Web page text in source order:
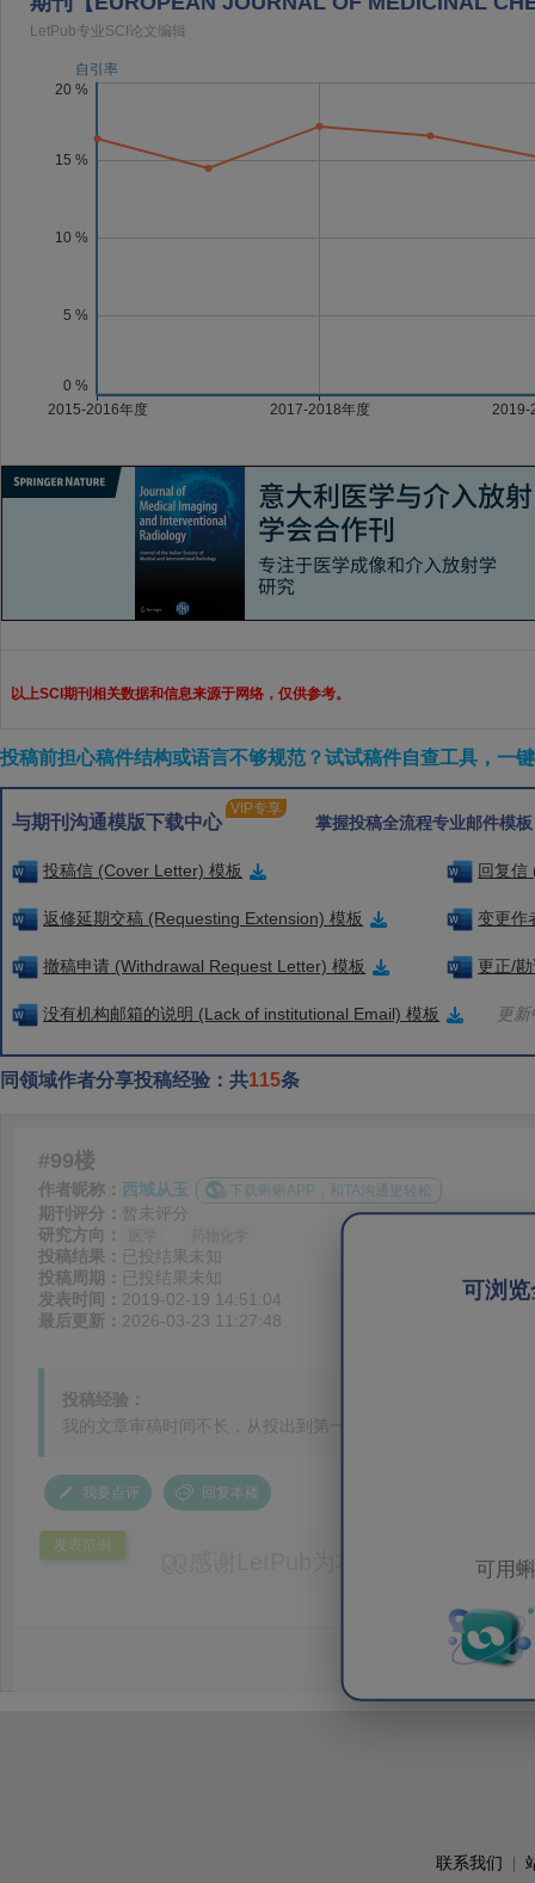
以上SCI期刊相关数据和信息来源于网络，仅供参考。
投稿前担心稿件结构或语言不够规范？试试稿件自查工具，一
与期刊沟通模版下载中心
VIP专享
掌握投稿全流程专业邮件模
投稿信 (Cover Letter) 模板 回复信
返修延期交稿 (Requesting Extension) 模板 变更作
撤稿申请 (Withdrawal Request Letter) 模板 更正/
没有机构邮箱的说明 (Lack of institutional Email) 模板 更
同领域作者分享投稿经验：共115条
可浏
可用
#99楼
作者昵称： 西域从玉 下载蝌蝌APP，和TA沟通更轻松
期刊评分： 暂未评分
研究方向：
投稿结果： 已投结果未知
投稿周期： 已投结果未知
发表时间： 2019-02-19 14:51:04
最后更新： 2026-03-23 11:27:48
投稿经验：
我的文章审稿时间不长，从投出到第一次得到消息正好一个月
我要点评 回复本楼
发表范例
感谢LetPub为本论文提供专业
效应及界面电荷传输等研究内容，
论述逻辑进行了系统梳理，使研究
析及机理讨论之间的关系更加清晰
联系我们